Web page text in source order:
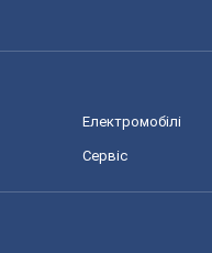
Електромобілі
Сервіс